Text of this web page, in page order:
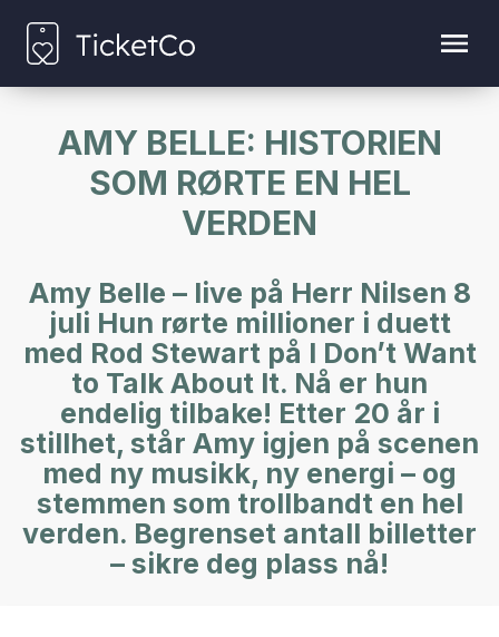
AMY BELLE: HISTORIEN
SOM RØRTE EN HEL
VERDEN
Amy Belle – live på Herr Nilsen 8
juli Hun rørte millioner i duett
med Rod Stewart på I Don’t Want
to Talk About It. Nå er hun
endelig tilbake! Etter 20 år i
stillhet, står Amy igjen på scenen
med ny musikk, ny energi – og
stemmen som trollbandt en hel
verden. Begrenset antall billetter
– sikre deg plass nå!